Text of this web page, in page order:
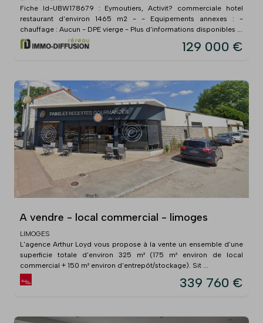
Fiche Id-UBW178679 : Eymoutiers, Activit? commerciale hotel
restaurant d'environ 1465 m2 - - Equipements annexes : -
chauffage : Aucun - DPE vierge - Plus d'informations disponibles ...
129 000 €
A vendre - local commercial - limoges
LIMOGES
L'agence Arthur Loyd vous propose à la vente un ensemble d'une
superficie totale d'environ 325 m² (175 m² environ de local
commercial + 150 m² environ d'entrepôt/stockage). Sit ...
339 760 €